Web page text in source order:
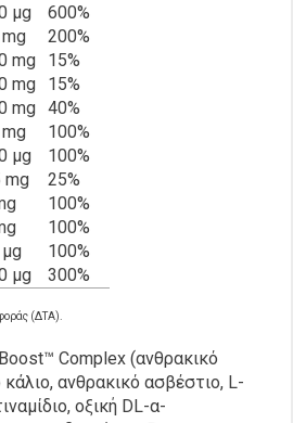
μg
600%
200%
mg
15%
mg
15%
mg 40%
100%
μg
100%
mg
25%
100%
100%
100%
μg 300%
(ΔΤΑ).
Complex (ανθρακικό
ανθρακικό ασβέστιο, L-
οξική DL-α-